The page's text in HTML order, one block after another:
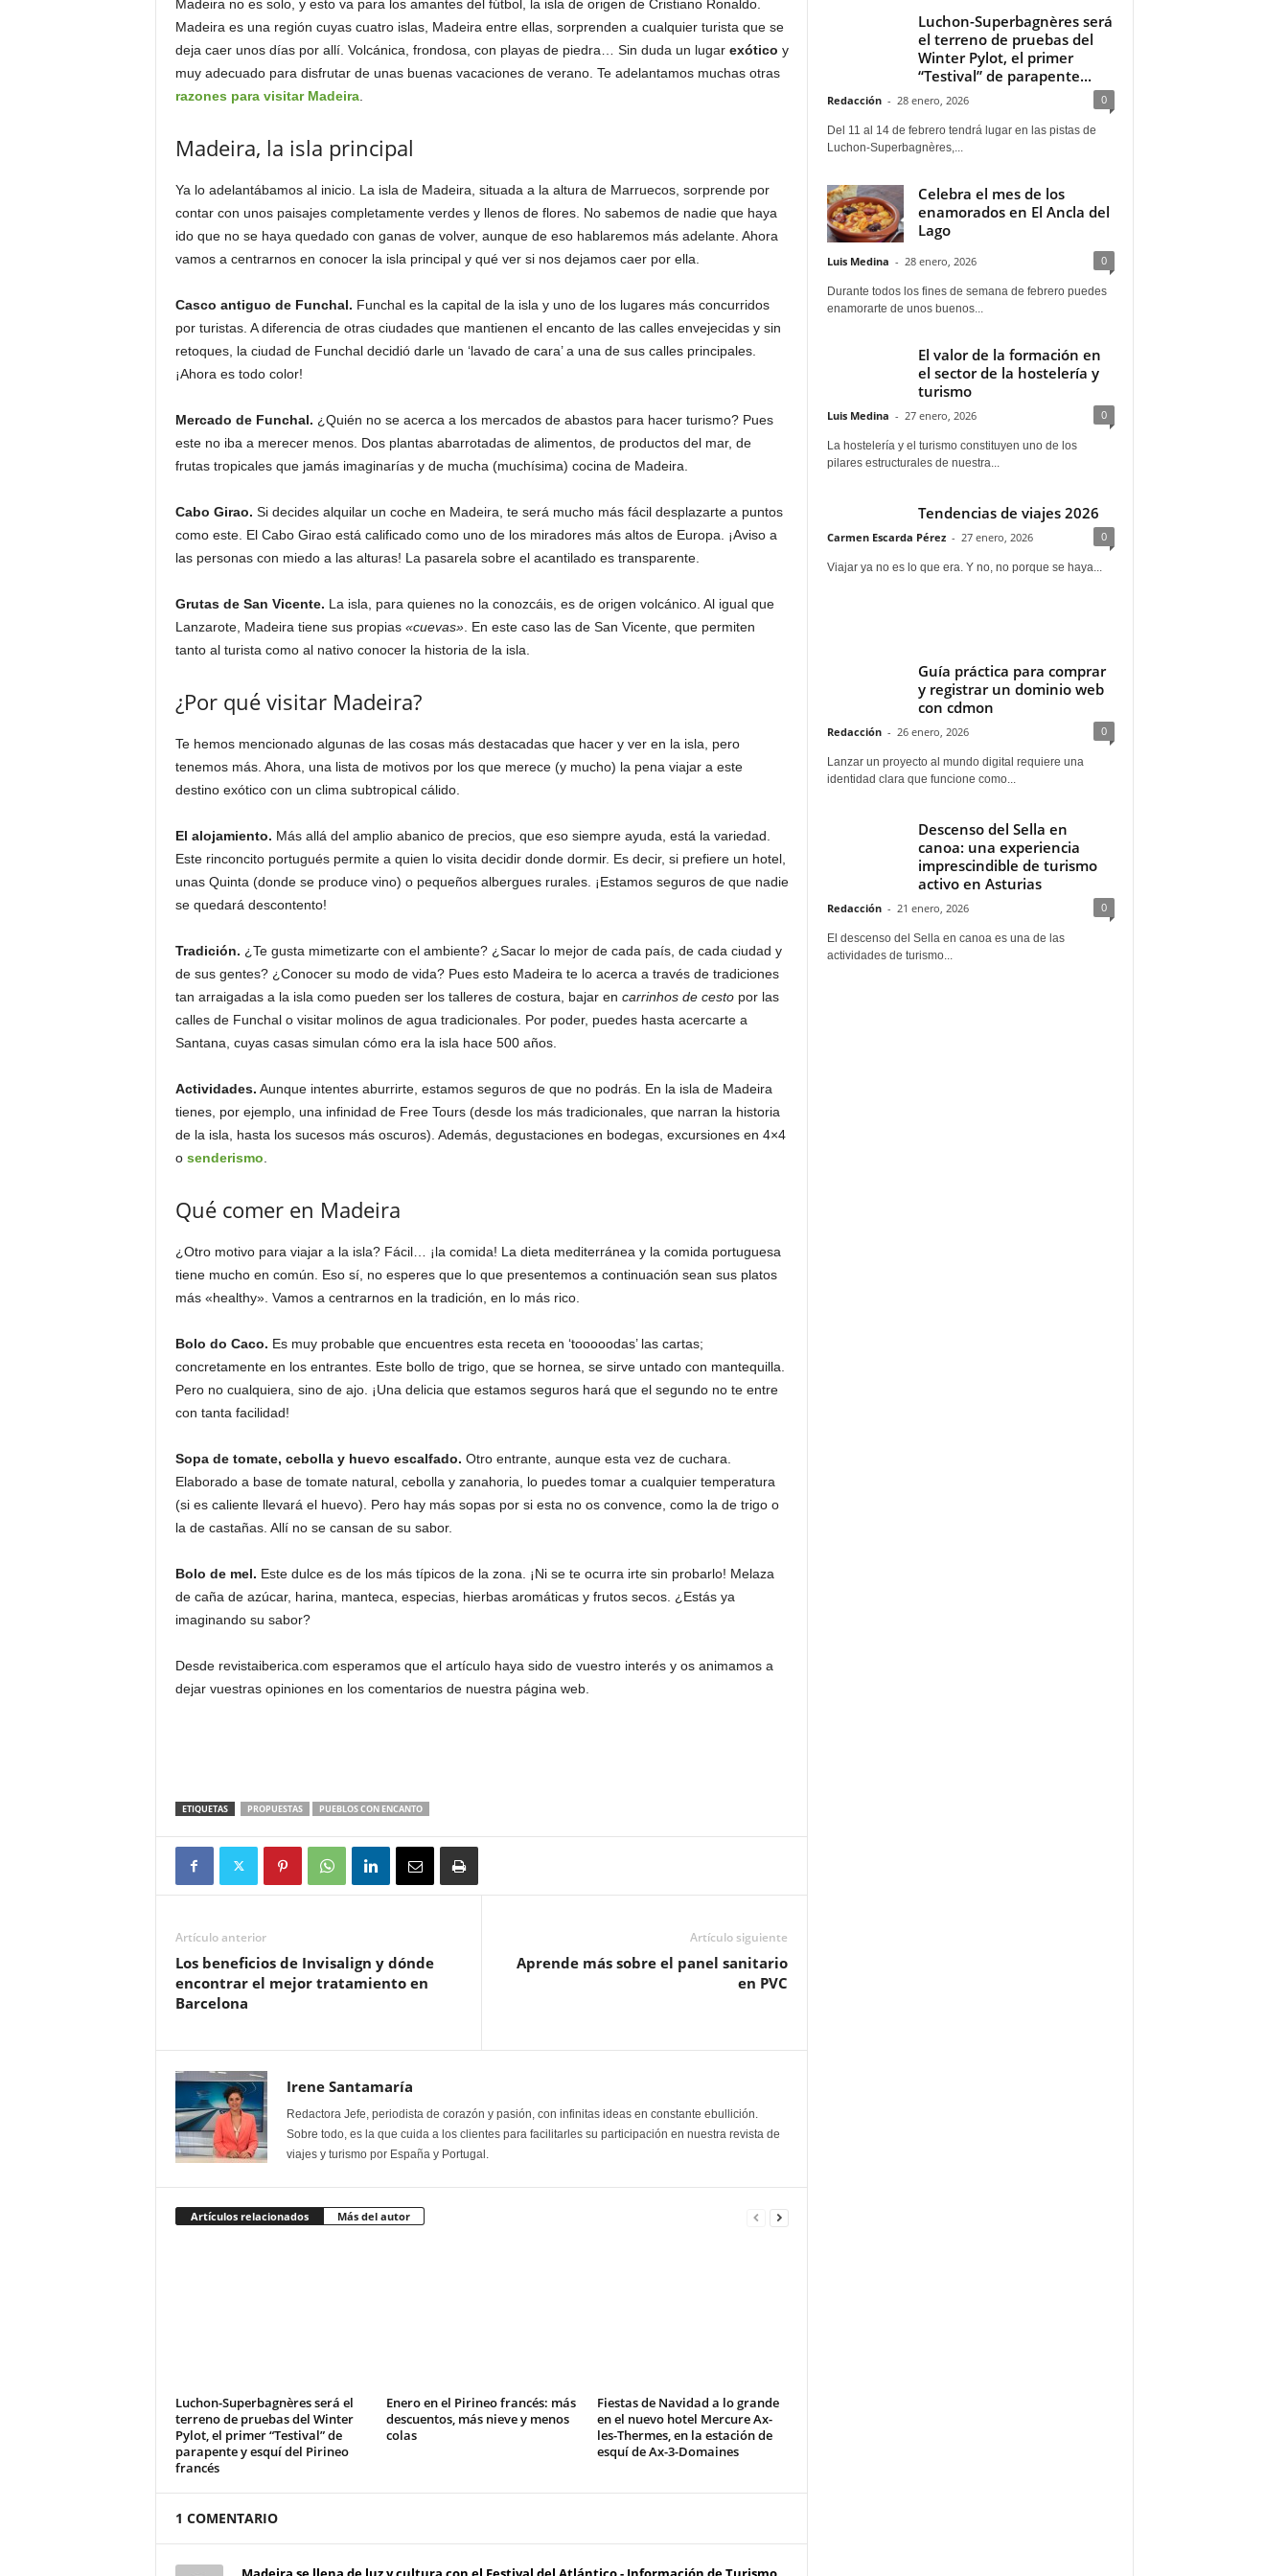
Madeira no es solo, y esto va para los amantes del fútbol, la isla de origen de Cristiano Ronaldo.
Madeira es una región cuyas cuatro islas, Madeira entre ellas, sorprenden a cualquier turista que se
deja caer unos días por allí. Volcánica, frondosa, con playas de piedra… Sin duda un lugarexótico y
muy adecuado para disfrutar de unas buenas vacaciones de verano. Te adelantamos muchas otras
razones para visitar Madeira.
Madeira, la isla principal
Ya lo adelantábamos al inicio. La isla de Madeira, situada a la altura de Marruecos, sorprende por
contar con unos paisajes completamente verdes y llenos de flores. No sabemos de nadie que haya
ido que no se haya quedado con ganas de volver, aunque de eso hablaremos más adelante. Ahora
vamos a centrarnos en conocer la isla principal y qué ver si nos dejamos caer por ella.
Casco antiguo de Funchal. Funchal es la capital de la isla y uno de los lugares más concurridos
por turistas. A diferencia de otras ciudades que mantienen el encanto de las calles envejecidas y sin
retoques, la ciudad de Funchal decidió darle un ‘lavado de cara’ a una de sus calles principales.
¡Ahora es todo color!
Mercado de Funchal. ¿Quién no se acerca a los mercados de abastos para hacer turismo? Pues
este no iba a merecer menos. Dos plantas abarrotadas de alimentos, de productos del mar, de
frutas tropicales que jamás imaginarías y de mucha (muchísima) cocina de Madeira.
Cabo Girao. Si decides alquilar un coche en Madeira, te será mucho más fácil desplazarte a puntos
como este. El Cabo Girao está calificado como uno de los miradores más altos de Europa. ¡Aviso a
las personas con miedo a las alturas! La pasarela sobre el acantilado es transparente.
Grutas de San Vicente. La isla, para quienes no la conozcáis, es de origen volcánico. Al igual que
Lanzarote, Madeira tiene sus propias «cuevas». En este caso las de San Vicente, que permiten
tanto al turista como al nativo conocer la historia de la isla.
¿Por qué visitar Madeira?
Te hemos mencionado algunas de las cosas más destacadas que hacer y ver en la isla, pero
tenemos más. Ahora, una lista de motivos por los que merece (y mucho) la pena viajar a este
destino exótico con un clima subtropical cálido.
El alojamiento. Más allá del amplio abanico de precios, que eso siempre ayuda, está la variedad.
Este rinconcito portugués permite a quien lo visita decidir donde dormir. Es decir, si prefiere un hotel,
unas Quinta (donde se produce vino) o pequeños albergues rurales. ¡Estamos seguros de que nadie
se quedará descontento!
Tradición. ¿Te gusta mimetizarte con el ambiente? ¿Sacar lo mejor de cada país, de cada ciudad y
de sus gentes? ¿Conocer su modo de vida? Pues esto Madeira te lo acerca a través de tradiciones
tan arraigadas a la isla como pueden ser los talleres de costura, bajar en carrinhos de cestopor las
calles de Funchal o visitar molinos de agua tradicionales. Por poder, puedes hasta acercarte a
Santana, cuyas casas simulan cómo era la isla hace 500 años.
Actividades. Aunque intentes aburrirte, estamos seguros de que no podrás. En la isla de Madeira
tienes, por ejemplo, una infinidad de Free Tours (desde los más tradicionales, que narran la historia
de la isla, hasta los sucesos más oscuros). Además, degustaciones en bodegas, excursiones en 4×4
o senderismo
Qué comer en Madeira
¿Otro motivo para viajar a la isla? Fácil… ¡la comida! La dieta mediterránea y la comida portuguesa
tiene mucho en común. Eso sí, no esperes que lo que presentemos a continuación sean sus platos
más «healthy». Vamos a centrarnos en la tradición, en lo más rico.
Bolo do Caco. Es muy probable que encuentres esta receta en ‘tooooodas’ las cartas;
concretamente en los entrantes. Este bollo de trigo, que se hornea, se sirve untado con mantequilla.
Pero no cualquiera, sino de ajo. ¡Una delicia que estamos seguros hará que el segundo no te entre
con tanta facilidad!
Sopa de tomate, cebolla y huevo escalfado. Otro entrante, aunque esta vez de cuchara.
Elaborado a base de tomate natural, cebolla y zanahoria, lo puedes tomar a cualquier temperatura
(si es caliente llevará el huevo). Pero hay más sopas por si esta no os convence, como la de trigo o
la de castañas. Allí no se cansan de su sabor.
Bolo de mel. Este dulce es de los más típicos de la zona. ¡Ni se te ocurra irte sin probarlo! Melaza
de caña de azúcar, harina, manteca, especias, hierbas aromáticas y frutos secos. ¿Estás ya
imaginando su sabor?
Desde revistaiberica.com esperamos que el artículo haya sido de vuestro interés y os animamos a
dejar vuestras opiniones en los comentarios de nuestra página web.
ETIQUETAS PROPUESTAS PUEBLOS CON ENCANTO
Artículo anterior
Los beneficios de Invisalign y dónde
encontrar el mejor tratamiento en
Barcelona
Artículo siguiente
Aprende más sobre el panel sanitario
en PVC
Irene Santamaría
Redactora Jefe, periodista de corazón y pasión, con infinitas ideas en constante ebullición.
Sobre todo, es la que cuida a los clientes para facilitarles su participación en nuestra revista de
viajes y turismo por España y Portugal.
Artículos relacionados Más del autor
Luchon-Superbagnères será el
terreno de pruebas del Winter
Pylot, el primer “Testival” de
parapente y esquí del Pirineo
francés
Enero en el Pirineo francés: más
descuentos, más nieve y menos
colas
Fiestas de Navidad a lo grande
en el nuevo hotel Mercure Ax-
les-Thermes, en la estación de
esquí de Ax-3-Domaines
1 COMENTARIO
Luchon-Superbagnères será
el terreno de pruebas del
Winter Pylot, el primer
“Testival” de parapente...
Redacción - 28 enero, 2026 0
Del 11 al 14 de febrero tendrá lugar en las pistas de
Luchon-Superbagnères,...
Celebra el mes de los
enamorados en El Ancla del
Lago
Luis Medina - 28 enero, 2026 0
Durante todos los fines de semana de febrero puedes
enamorarte de unos buenos...
El valor de la formación en
el sector de la hostelería y
turismo
Luis Medina - 27 enero, 2026 0
La hostelería y el turismo constituyen uno de los
pilares estructurales de nuestra...
Tendencias de viajes 2026
Carmen Escarda Pérez - 27 enero, 2026 0
Viajar ya no es lo que era. Y no, no porque se haya...
Guía práctica para comprar
y registrar un dominio web
con cdmon
Redacción - 26 enero, 2026 0
Lanzar un proyecto al mundo digital requiere una
identidad clara que funcione como...
Descenso del Sella en
canoa: una experiencia
imprescindible de turismo
activo en Asturias
Redacción - 21 enero, 2026 0
El descenso del Sella en canoa es una de las
actividades de turismo...